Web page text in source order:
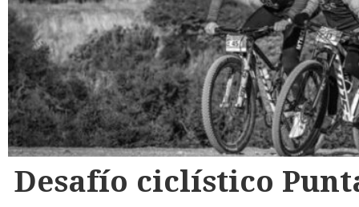
Desafío ciclístico